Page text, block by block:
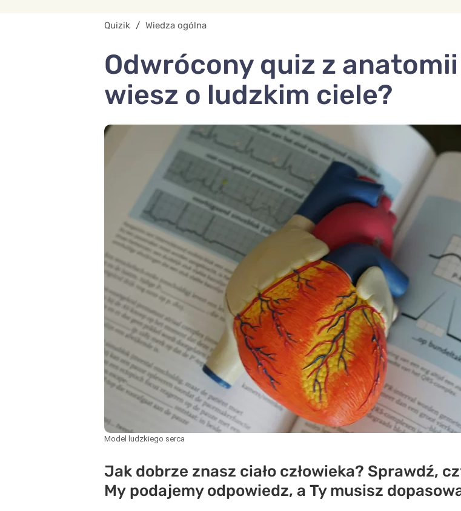
Quizik / Wiedza ogólna
Odwrócony quiz z anatomii
wiesz o ludzkim ciele?
Model ludzkiego serca
Jak dobrze znasz ciało człowieka? Sprawdź,
My podajemy odpowiedz, a Ty musisz